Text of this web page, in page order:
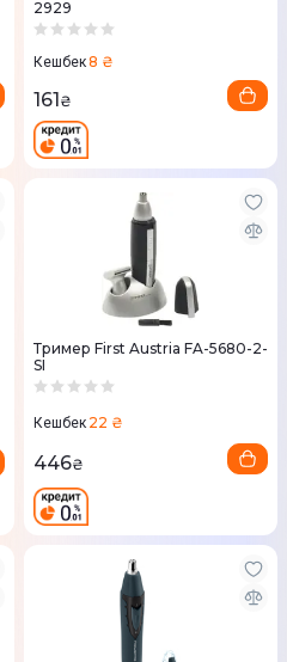
2929
Кешбек8 ₴
161₴
Тример First Austria FA-5680-2-
SI
Кешбек 22 ₴
446₴